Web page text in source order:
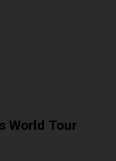
World Tour